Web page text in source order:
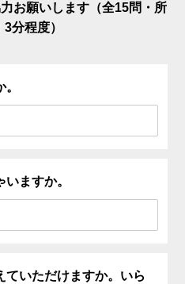
お願いします（全15問・所
分程度）
ますか。
ていただけますか。いら